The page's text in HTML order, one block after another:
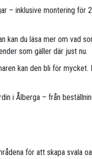
– inklusive montering för
kan du läsa mer om vad
som gäller där just nu.
kan den bli för mycket.
i Ålberga – från
för att skapa svala